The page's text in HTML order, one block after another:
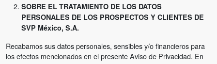
SOBRE EL TRATAMIENTO DE LOS DATOS
PERSONALES DE LOS PROSPECTOS Y CLIENTES DE
SVP México, S.A.
Recabamos sus datos personales, sensibles y/o financieros para
los efectos mencionados en el presente Aviso de Privacidad. En